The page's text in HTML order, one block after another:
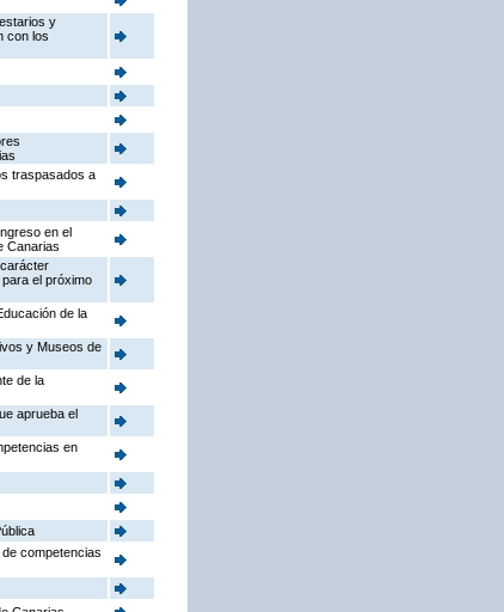
y
con los
traspasados a
en el
Canarias
el próximo
de la
y Museos de
de la
aprueba el
en
competencias